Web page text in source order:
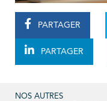
PARTAGER
PARTAGER
NOS AUTRES